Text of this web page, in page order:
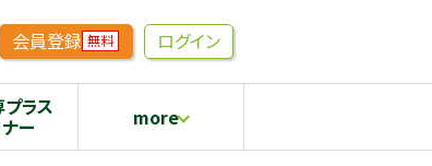
会員登録 無料 ログイン
ラス
ー more